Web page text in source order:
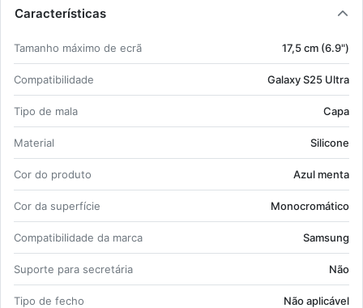
Características
Ta­manho má­ximo de ecrã 17,5 cm (6.9")
Com­pa­ti­bi­li­dade Ga­laxy S25 Ultra
Tipo de mala Capa
Ma­te­rial Si­li­cone
Cor do pro­duto Azul menta
Cor da su­per­fície Mo­no­cro­má­tico
Com­pa­ti­bi­li­dade da marca Sam­sung
Su­porte para se­cre­tária Não
Tipo de fecho Não apli­cável